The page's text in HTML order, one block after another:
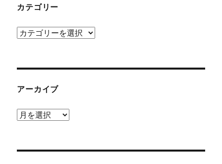
カテゴリー
カ
ー
アーカイブ
ア